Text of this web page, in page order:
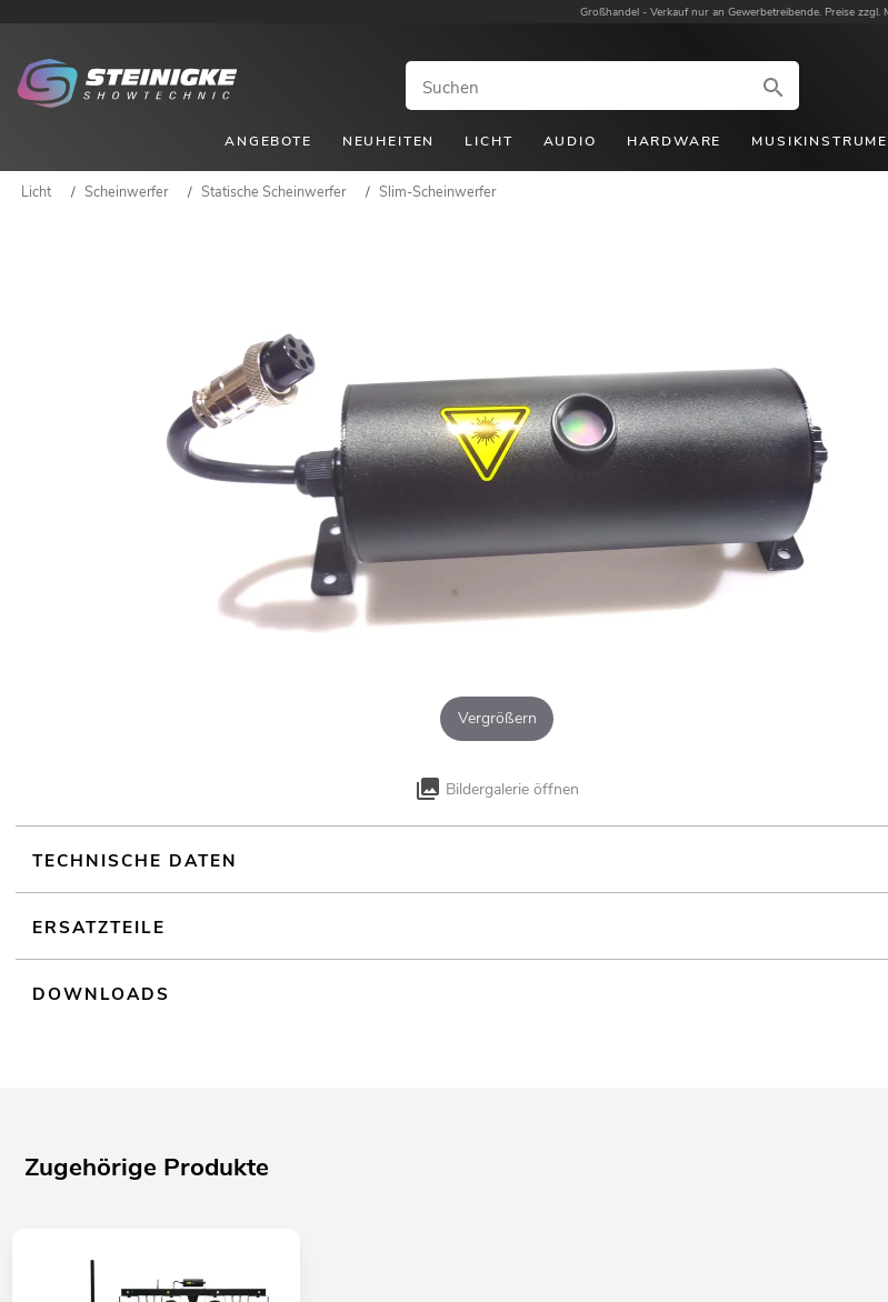
Großhandel - Verkauf nur an Gewerbetreibende. Preise zzgl.
ANGEBOTE NEUHEITEN LICHT AUDIO HARDWARE
Licht / Scheinwerfer / Statische Scheinwerfer / Slim-Scheinwerfer
Vergrößern
Bildergalerie öffnen
TECHNISCHE DATEN
ERSATZTEILE
DOWNLOADS
Zugehörige Produkte